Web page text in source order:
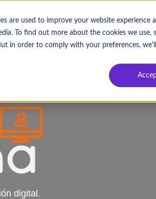
are used to improve your website experience
To find out more about the cookies we use,
in order to comply with your preferences,
Aprende
digital.